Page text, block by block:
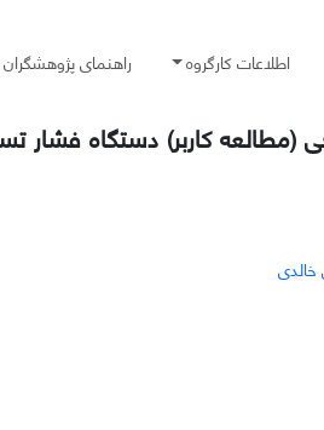
اطلاعات کارگروه راهنمای پژوهشگران
(مطالعه کاربر) دستگاه فشار